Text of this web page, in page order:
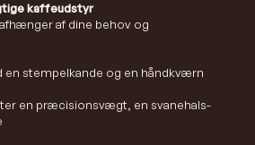
kaffeudstyr
af dine behov og
en stempelkande og en håndkværn
en præcisionsvægt, en svanehals-